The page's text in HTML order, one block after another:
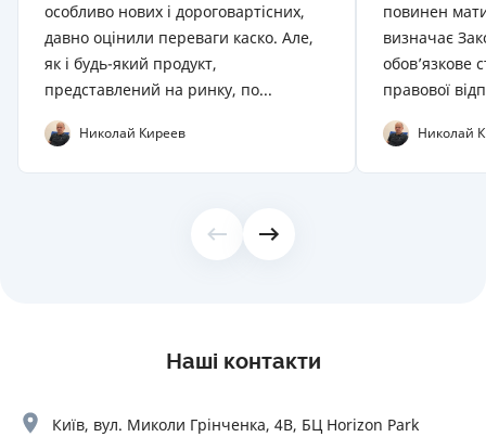
особливо нових і дороговартісних,
давно оцінили переваги каско. Але,
як і будь-який продукт,
представлений на ринку, по...
Николай Киреев
повинен
визначає
обов’язкове
правової
Николай
Наші контакти
Київ, вул. Миколи Грінченка, 4В, БЦ Horizon Park